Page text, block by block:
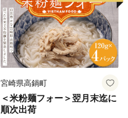
宮崎県高鍋町
＜米粉麺フォー＞翌月末迄に
順次出荷